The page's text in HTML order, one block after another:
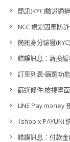
簡訊(KYC)驗證通
NCC 規定因應防
簡訊身分驗證(KYC)
錯誤訊息：轉換
訂單列表-篩選功能
篩選條件:檢視畫面
LINE Pay money
1shop x PAYUNi
錯誤訊息：付款